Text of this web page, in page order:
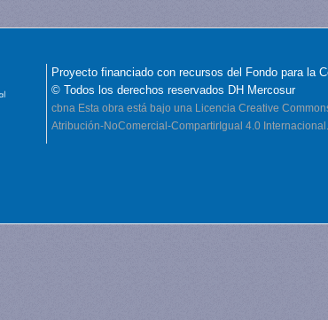
Proyecto financiado con recursos del Fondo para la
© Todos los derechos reservados DH Mercosur
cbna Esta obra está bajo una Licencia Creative
Atribución-NoComercial-CompartirIgual 4.0 Internacional.